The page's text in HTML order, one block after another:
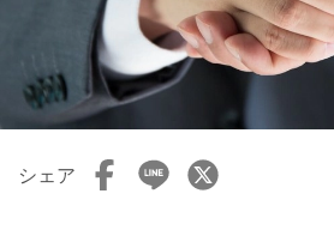
シェア